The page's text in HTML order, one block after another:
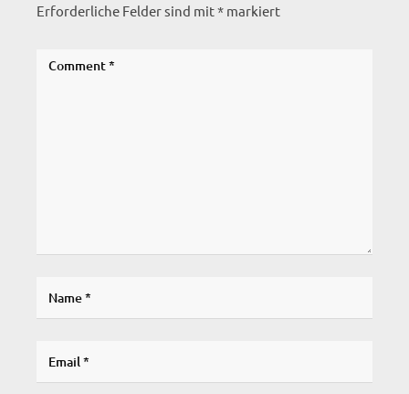
Erforderliche Felder sind mit* markiert